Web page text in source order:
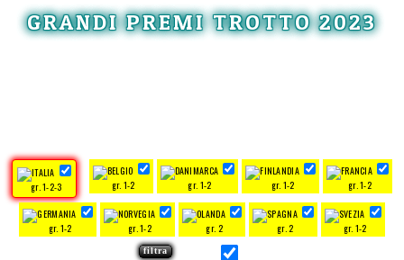
GRANDI PREMI TROTTO 2023
gr. 1-2-3 gr. 1-2 gr. 1-2 gr. 1-2 gr. 1-2
gr. 1-2 gr. 1-2 gr. 2 gr. 2 gr. 1-2